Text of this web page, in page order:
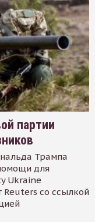
партии
Трампа
для
Ukraine
со ссылкой